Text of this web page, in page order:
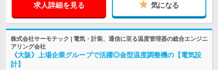
求人詳細を見る 気になる
株式会社サーモテック | 電気・計装、通信に至る温度管理器の総合エンジニ
アリング会社
《大阪》上場企業グループで活躍◎金型温度調整機の【電気設
計】